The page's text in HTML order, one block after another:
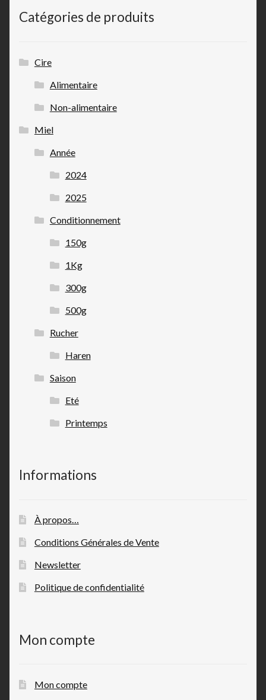
Catégories de produits
Cire
Alimentaire
Non-alimentaire
Miel
Année
2024
2025
Conditionnement
150g
1Kg
300g
500g
Rucher
Haren
Saison
Eté
Printemps
Informations
À propos…
Conditions Générales de Vente
Newsletter
Politique de confidentialité
Mon compte
Mon compte